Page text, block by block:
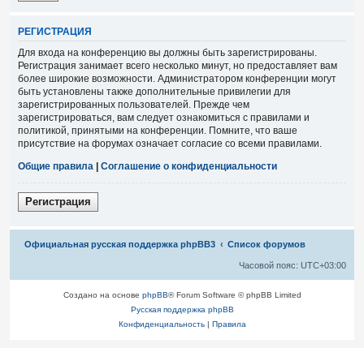
РЕГИСТРАЦИЯ
Для входа на конференцию вы должны быть зарегистрированы.
Регистрация занимает всего несколько минут, но предоставляет вам
более широкие возможности. Администратором конференции могут
быть установлены также дополнительные привилегии для
зарегистрированных пользователей. Прежде чем
зарегистрироваться, вам следует ознакомиться с правилами и
политикой, принятыми на конференции. Помните, что ваше
присутствие на форумах означает согласие со всеми правилами.
Общие правила
Соглашение о конфиденциальности
Регистрация
Официальная русская поддержка phpBB3 Список форумов
Часовой пояс: UTC+03:00
Связаться с
Создано на основе phpBB® Forum Software © phpBB Limited
Русская поддержка phpBB
Конфиденциальность| Правила